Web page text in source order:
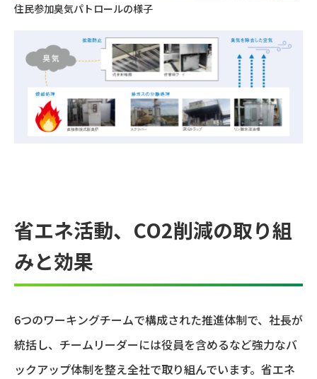
住民参加臭気パトロールの様子
省エネ活動、CO2削減の取り組
みと効果
6つのワーキングチームで構成された推進体制で、社長が
統括し、チームリーダーには役員を含めるなど強力なバ
ックアップ体制を整え全社で取り組んでいます。省エネ